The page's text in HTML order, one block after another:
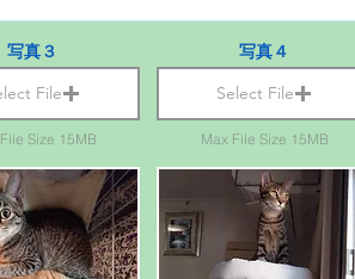
写真３
File
Size 15MB
写真４
Select File
Max File Size 15MB